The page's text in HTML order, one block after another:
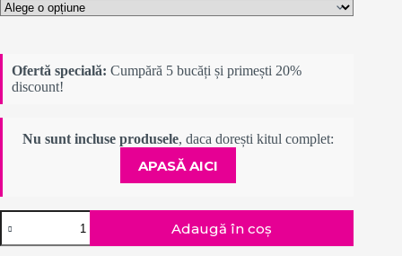
Ofertă specială: Cumpără 5 bucăți și primești 20%
discount!
Nu sunt incluse produsele, daca dorești kitul complet:
APASĂ AICI
Cantitate
Epilless
HARD
Adaugă în coș